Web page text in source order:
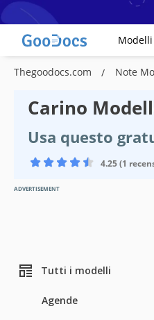
Modelli
Thegoodocs.com Note
Carino
Usa questo
4.25 (1
ADVERTISEMENT
Tutti i modelli
Agende